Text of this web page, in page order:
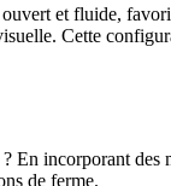
et fluide,
Cette
En incorporant
de ferme.